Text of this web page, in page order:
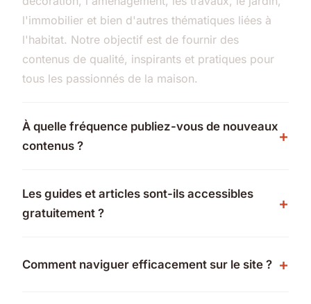
l'immobilier et bien d'autres thématiques liées à
l'habitat. Notre objectif est de fournir des
contenus de qualité, inspirants et pratiques pour
tous les passionnés de la maison.
À quelle fréquence publiez-vous de nouveaux
contenus ?
Les guides et articles sont-ils accessibles
gratuitement ?
Comment naviguer efficacement sur le site ?